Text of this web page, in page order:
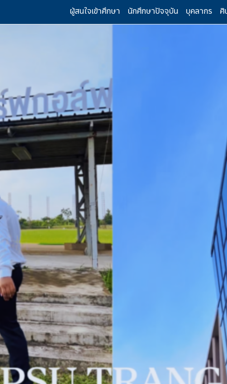
ผู้สนใจเข้าศึกษา นักศึกษาปัจจุบัน บุคลากร ศิ